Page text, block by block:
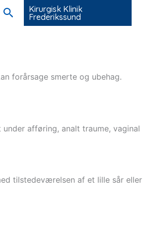
Søg
Kirurgisk Klinik
Frederikssund
forårsage smerte og ubehag.
afføring, analt traume, vaginal
tilstedeværelsen af et lille sår eller